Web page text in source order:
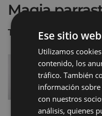
Magia
Teatro COLISEO
Ese sitio
Utilizamos
contenido, los
tráfico. También
información
con nuestros
análisis, quienes